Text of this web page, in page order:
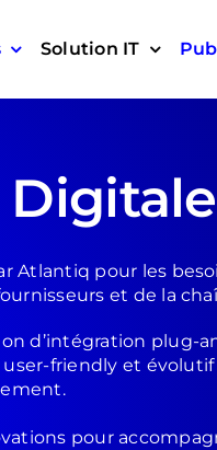
Solution IT
Atlantiq pour les
et de la
d’intégration plug-
user-friendly et
pour